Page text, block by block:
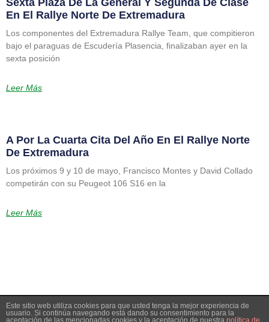
En El Rallye Norte De Extremadura
Los componentes del Extremadura Rallye Team, que compitieron
bajo el paraguas de Escudería Plasencia, finalizaban ayer en la
sexta posición
Leer Más
A Por La Cuarta Cita Del Año En El Rallye Norte
De Extremadura
Los próximos 9 y 10 de mayo, Francisco Montes y David Collado
competirán con su Peugeot 106 S16 en la
Leer Más
© Extremadura Rallye Team
Este sitio web utiliza cookies para que usted tenga la mejor experiencia de
usuario. Si continúa navegando está dando su consentimiento para la
aceptación de las mencionadas cookies y la aceptación de nuestra política de